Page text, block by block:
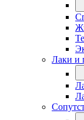
Лаки и